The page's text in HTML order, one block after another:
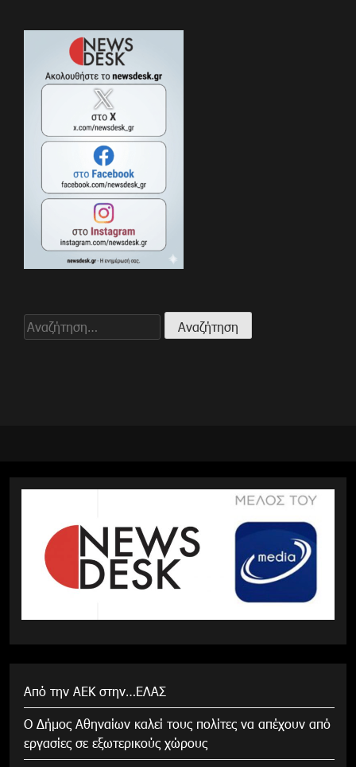
Αναζήτηση
για:
Από την ΑΕΚ στην…ΕΛΑΣ
Ο Δήμος Αθηναίων καλεί τους πολίτες να απέχουν από
εργασίες σε εξωτερικούς χώρους